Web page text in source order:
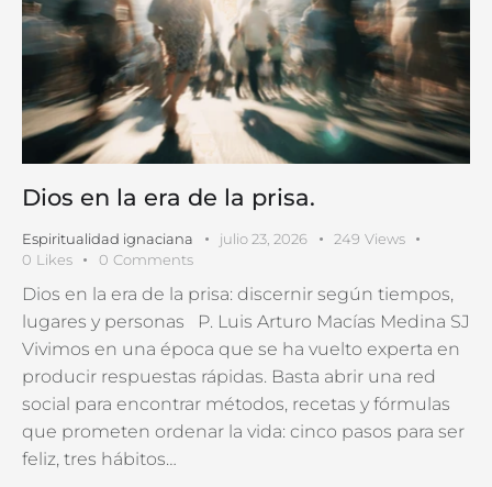
Dios en la era de la prisa.
Espiritualidad ignaciana julio 23, 2026 249 Views
0 Likes 0 Comments
Dios en la era de la prisa: discernir según tiempos,
lugares y personas P. Luis Arturo Macías Medina SJ
Vivimos en una época que se ha vuelto experta en
producir respuestas rápidas. Basta abrir una red
social para encontrar métodos, recetas y fórmulas
que prometen ordenar la vida: cinco pasos para ser
feliz, tres hábitos…